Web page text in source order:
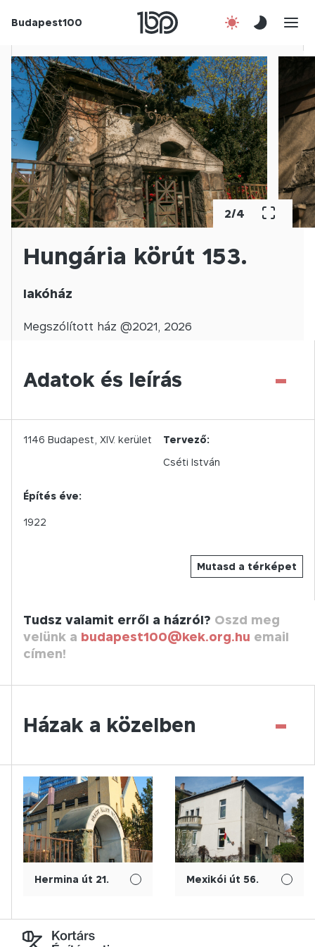
Budapest100
Csatlakozz!
Kapcsolat
En
2/4
Hungária körút 153.
lakóház
Megszólított ház @2021, 2026
Adatok és leírás -
Mutasd a térképet
1146 Budapest, XIV. kerület
Tervező:
Cséti István
Építés éve:
1922
Tudsz valamit erről a házról? Oszd meg
velünk a budapest100@kek.org.hu email
címen!
Házak a közelben -
Hermina út 21. Mexikói út 56.